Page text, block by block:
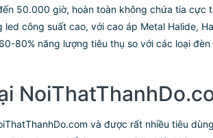
50.000 giờ, hoàn toàn không chứa tia cực
công suất cao, với cao áp Metal Halide,
80% năng lượng tiêu thụ so với các loại
và được rất nhiều tiêu